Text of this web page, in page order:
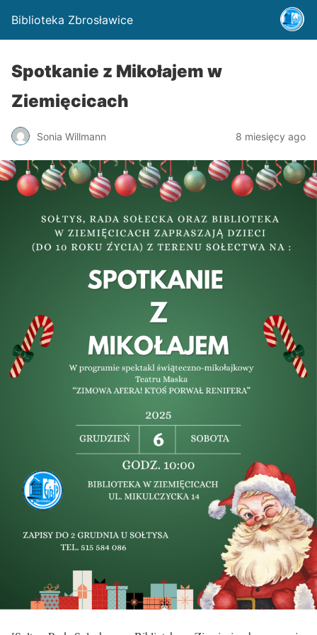
Biblioteka Zbrosławice
Spotkanie z Mikołajem w
Ziemięcicach
Sonia Willmann 8 miesięcy ago